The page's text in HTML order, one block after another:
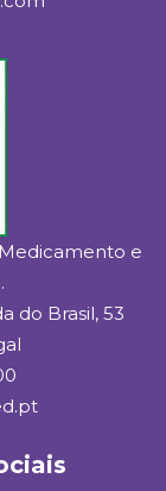
e
do Brasil, 53